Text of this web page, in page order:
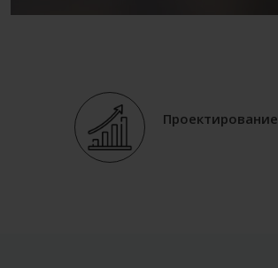
Проектирование